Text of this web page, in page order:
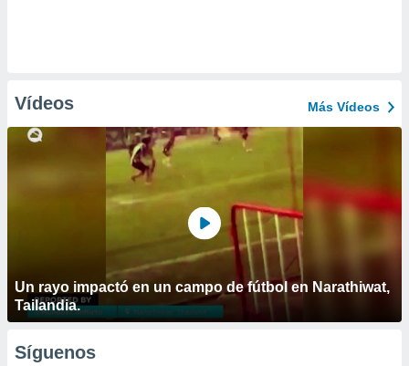
Vídeos Más Vídeos
Un rayo impactó en un campo de fútbol en Narathiwat,
Tailandia.
Síguenos